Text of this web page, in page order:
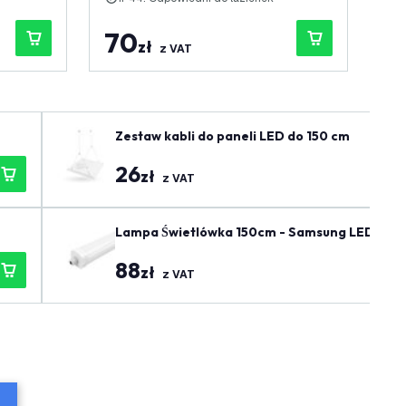
70zł z VAT
Zestaw kabli do paneli LED do 150 cm
26zł z VAT
Lampa Świetlówka 150cm - Samsung LED - IP65 - 48W - 130 lm/W - 4000K - Możliwość podłączenia - 5 lat gwara
ncji
88zł z VAT